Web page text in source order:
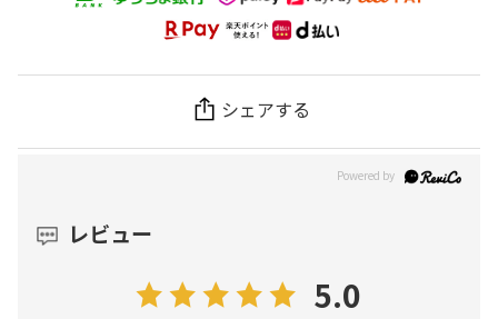
シェアする
レビュー
5.0